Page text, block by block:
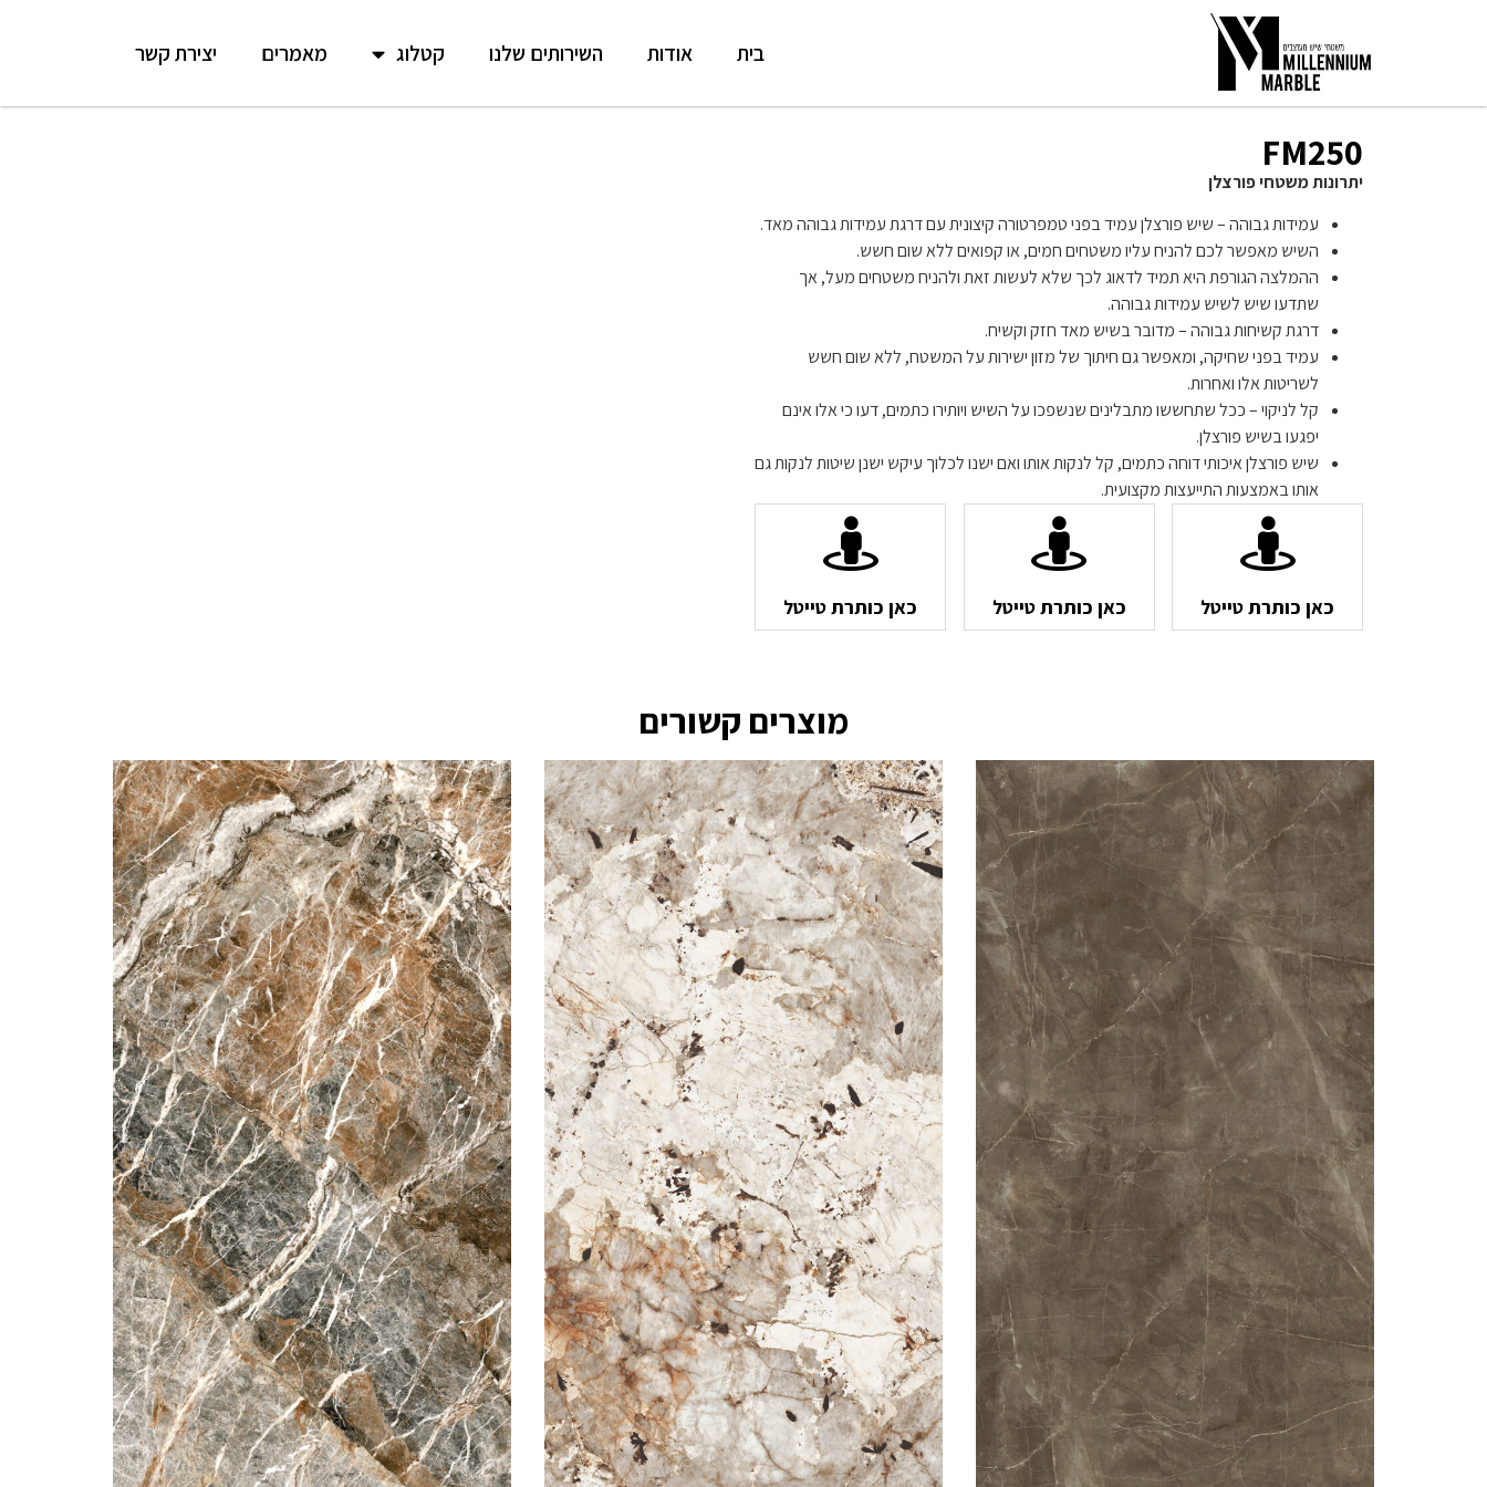
בית אודות השירותים שלנו קטלוג מאמרים יצירת קשר
FM250
יתרונות משטחי פורצלן
עמידות גבוהה – שיש פורצלן עמיד בפני טמפרטורה קיצונית עם דרגת עמידות גבוהה מאד.
השיש מאפשר לכם להניח עליו משטחים חמים, או קפואים ללא שום חשש.
ההמלצה הגורפת היא תמיד לדאוג לכך שלא לעשות זאת ולהניח משטחים מעל, אך
שתדעו שיש לשיש עמידות גבוהה.
דרגת קשיחות גבוהה – מדובר בשיש מאד חזק וקשיח.
עמיד בפני שחיקה, ומאפשר גם חיתוך של מזון ישירות על המשטח, ללא שום חשש
לשריטות אלו ואחרות.
קל לניקוי – ככל שתחששו מתבלינים שנשפכו על השיש ויותירו כתמים, דעו כי אלו אינם
יפגעו בשיש פורצלן.
שיש פורצלן איכותי דוחה כתמים, קל לנקות אותו ואם ישנו לכלוך עיקש ישנן שיטות לנקות גם
אותו באמצעות התייעצות מקצועית.
כאן כותרת טייטל כאן כותרת טייטל כאן כותרת טייטל
מוצרים קשורים